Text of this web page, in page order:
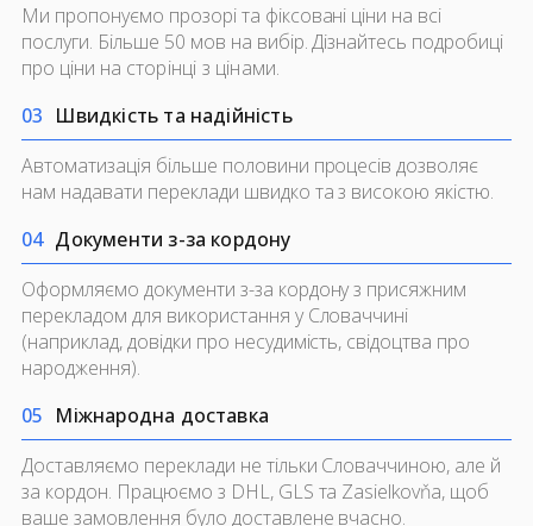
Ми пропонуємо прозорі та фіксовані ціни на всі
послуги. Більше 50 мов на вибір. Дізнайтесь подробиці
про ціни на сторінці з цінами.
03 Швидкість та надійність
Автоматизація більше половини процесів дозволяє
нам надавати переклади швидко та з високою якістю.
04 Документи з-за кордону
Оформляємо документи з-за кордону з присяжним
перекладом для використання у Словаччині
(наприклад, довідки про несудимість, свідоцтва про
народження).
05 Міжнародна доставка
Доставляємо переклади не тільки Словаччиною, але й
за кордон. Працюємо з DHL, GLS та Zasielkovňa, щоб
ваше замовлення було доставлене вчасно.